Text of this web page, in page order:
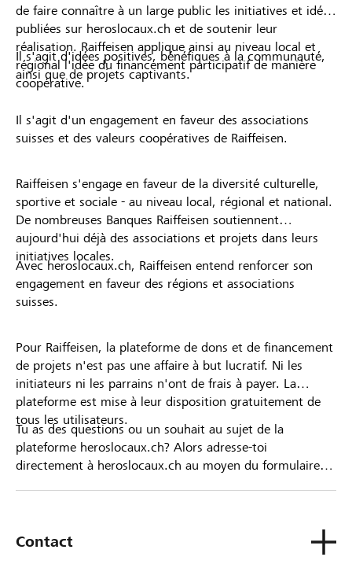
de faire connaître à un large public les initiatives et idées
publiées sur heroslocaux.ch et de soutenir leur
réalisation. Raiffeisen applique ainsi au niveau local et
régional l'idée du financement participatif de manière
coopérative.
Il s'agit d'idées positives, bénéfiques à la communauté,
ainsi que de projets captivants.
Il s'agit d'un engagement en faveur des associations
suisses et des valeurs coopératives de Raiffeisen.
Raiffeisen s'engage en faveur de la diversité culturelle,
sportive et sociale - au niveau local, régional et national.
De nombreuses Banques Raiffeisen soutiennent
aujourd'hui déjà des associations et projets dans leurs
initiatives locales.
Avec heroslocaux.ch, Raiffeisen entend renforcer son
engagement en faveur des régions et associations
suisses.
Pour Raiffeisen, la plateforme de dons et de financement
de projets n'est pas une affaire à but lucratif. Ni les
initiateurs ni les parrains n'ont de frais à payer. La
plateforme est mise à leur disposition gratuitement de
tous les utilisateurs.
Tu as des questions ou un souhait au sujet de la
plateforme heroslocaux.ch? Alors adresse-toi
directement à heroslocaux.ch au moyen du formulaire
Contact